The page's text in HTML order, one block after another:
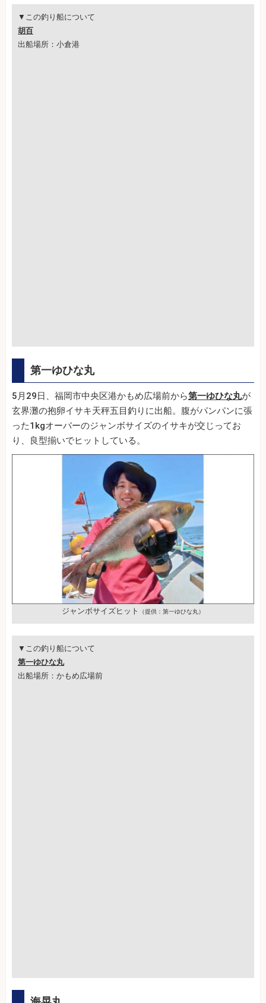
▼この釣り船について
胡百
出船場所：小倉港
第一ゆひな丸
5月29日、福岡市中央区港かもめ広場前から第一ゆひな丸が
玄界灘の抱卵イサキ天秤五目釣りに出船。腹がパンパンに張
った1kgオーバーのジャンボサイズのイサキが交じってお
り、良型揃いでヒットしている。
ジャンボサイズヒット （提供：第一ゆひな丸）
▼この釣り船について
第一ゆひな丸
出船場所：かもめ広場前